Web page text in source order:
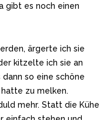
gibt es noch einen
ärgerte ich sie
kitzelte ich sie an
dann so eine schöne
zu melken.
mehr. Statt die Kühe